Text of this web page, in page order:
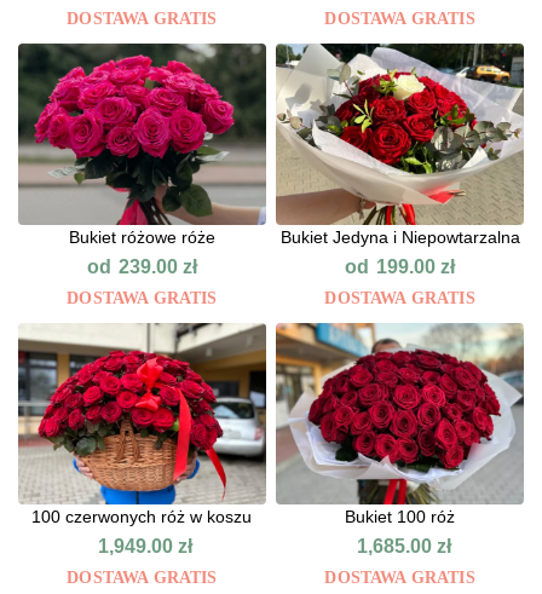
DOSTAWA GRATIS DOSTAWA GRATIS
Bukiet różowe róże
od 239.00 zł
DOSTAWA GRATIS
Bukiet Jedyna i Niepowtarzalna
od 199.00zł
DOSTAWA GRATIS
100 czerwonych róż w koszu
1,949.00zł
DOSTAWA GRATIS
Bukiet 100 róż
1,685.00 zł
DOSTAWA GRATIS